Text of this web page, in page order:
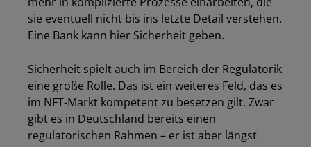
sie eventuell nicht bis ins letzte Detail verstehen.
Eine Bank kann hier Sicherheit geben.
Sicherheit spielt auch im Bereich der Regulatorik
eine große Rolle. Das ist ein weiteres Feld, das es
im NFT-Markt kompetent zu besetzen gilt. Zwar
gibt es in Deutschland bereits einen
regulatorischen Rahmen – er ist aber längst